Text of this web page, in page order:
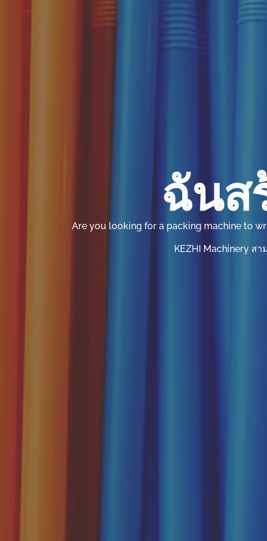
ฉันส
Are you looking for a packing machine to
KEZHI Machinery ส